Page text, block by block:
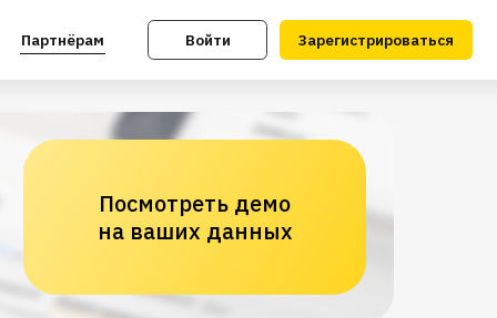
Войти Зарегистрироваться
Посмотреть демо
на ваших данных